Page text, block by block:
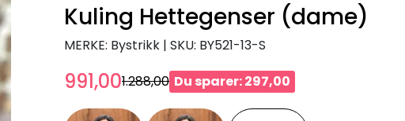
Kuling Hettegenser (dame)
MERKE: Bystrikk | SKU: BY521-13-S
991,001.288,00 Du sparer: 297,00